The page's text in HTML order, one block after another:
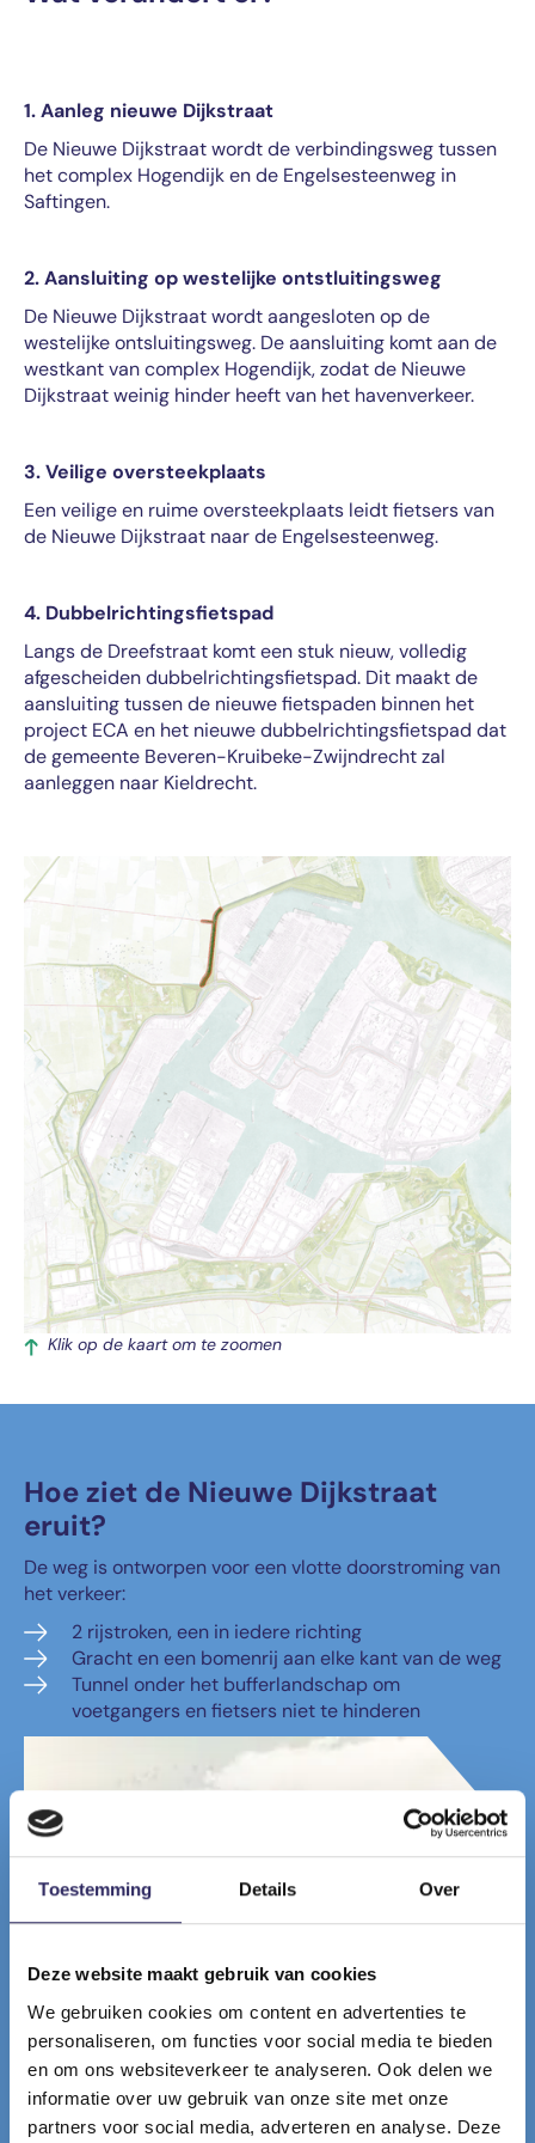
Toestemming Details Over
Deze website maakt gebruik van cookies
We gebruiken cookies om content en advertenties te
personaliseren, om functies voor social media te bieden
en om ons websiteverkeer te analyseren. Ook delen we
informatie over uw gebruik van onze site met onze
partners voor social media, adverteren en analyse. Deze
1. Aanleg nieuwe Dijkstraat
De Nieuwe Dijkstraat wordt de verbindingsweg tussen
het complex Hogendijk en de Engelsesteenweg in
Saftingen.
2. Aansluiting op westelijke ontstluitingsweg
De Nieuwe Dijkstraat wordt aangesloten op de
westelijke ontsluitingsweg. De aansluiting komt aan de
westkant van complex Hogendijk, zodat de Nieuwe
Dijkstraat weinig hinder heeft van het havenverkeer.
3. Veilige oversteekplaats
Een veilige en ruime oversteekplaats leidt fietsers van
de Nieuwe Dijkstraat naar de Engelsesteenweg.
4. Dubbelrichtingsfietspad
Langs de Dreefstraat komt een stuk nieuw, volledig
afgescheiden dubbelrichtingsfietspad. Dit maakt de
aansluiting tussen de nieuwe fietspaden binnen het
project ECA en het nieuwe dubbelrichtingsfietspad dat
de gemeente Beveren-Kruibeke-Zwijndrecht zal
aanleggen naar Kieldrecht.
Klik op de kaart om te zoomen
Hoe ziet de Nieuwe Dijkstraat
eruit?
De weg is ontworpen voor een vlotte doorstroming van
het verkeer:
2 rijstroken, een in iedere richting
Gracht en een bomenrij aan elke kant van de weg
Tunnel onder het bufferlandschap om
voetgangers en fietsers niet te hinderen